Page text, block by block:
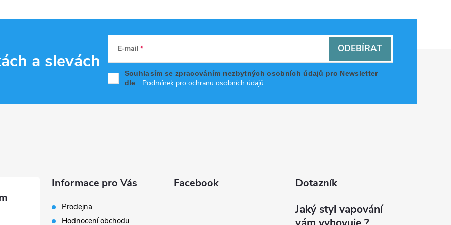
a slevách
E-mail
Souhlasím se zpracováním nezbytných osobních údajů pro Newsletter
dle
Podmínek pro ochranu osobních údajů
ODEBÍRAT
Informace pro Vás
Prodejna
Hodnocení obchodu
Facebook Dotazník
Jaký styl vapování